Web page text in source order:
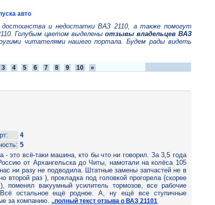
авто
и недостатки ВАЗ 2110, а также помогут
Голубым цветом выделеныотзывы владельцев ВАЗ
читателями нашего портала. Будем рады видеть
3 4 5 6 7 8 9 10 »
4
5
это всё-таки машина, кто бы что ни говорил. За 3,5 года
от Архангельска до Читы, намотали на колёса 105
ни разу не подводила. Штатные замены запчастей не в
второй раз ), прокладка под головкой прогорела (скорее
поменял вакуумный усилитель тормозов, все рабочие
остальное ещё родное. А, ну ещё все ступичные
за компанию...полный текст отзыва о ВАЗ 21101